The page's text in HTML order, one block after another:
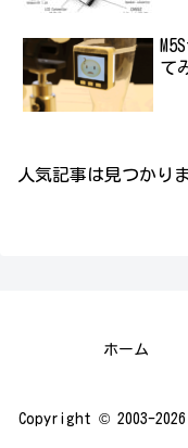
て
人気記事は見つかり
ホーム
Copyright © 2003-